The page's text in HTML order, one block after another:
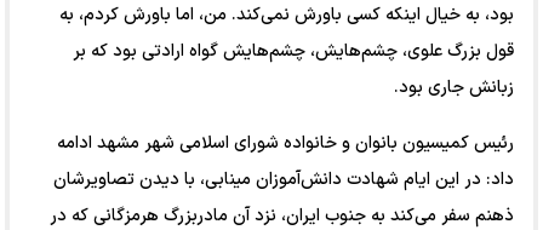
بود، به خیال اینکه کسی باورش نمی‌کند. من، اما باورش کردم، به
قول بزرگ علوی، چشم‌هایش، چشم‌هایش گواه ارادتی بود که بر
زبانش جاری بود.
رئیس کمیسیون بانوان و خانواده شورای اسلامی شهر مشهد ادامه
داد: در این ایام شهادت دانش‌آموزان مینابی، با دیدن تصاویرشان
ذهنم سفر می‌کند به جنوب ایران، نزد آن مادربزرگ هرمزگانی که در